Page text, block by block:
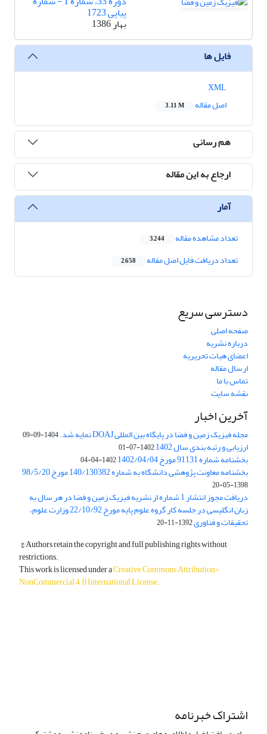
پیاپی 1723
بهار 1386
فایل ها
اصل مقاله
3.11 M
هم رسانی
ارجاع به این مقاله
آمار
تعداد مشاهده مقاله 3,244
تعداد دریافت فایل اصل مقاله 2,658
دسترسی سریع
صفحه اصلی
درباره نشریه
اعضای هیات تحریریه
ارسال مقاله
تماس با ما
نقشه سایت
آخرین اخبار
مجله فیزیک زمین و فضا در پایگاه بین المللی DOAJ نمایه شد. 1404-09-09
ارزیابی و رتبه بندی سال 1402 1402-07-01
بخشنامه شماره 91131 مورخ 1402/04/04 1402-04-04
بخشنامه معاونت پژوهشی دانشگاه به شماره 140/130382 مورخ 98/5/20
1398-05-20
دریافت مجوز انتشار 1 شماره از نشریه فیزیک زمین و فضا در هر سال به
زبان انگلیسی در جلسه کار گروه علوم پایه مورخ 22/10/92 وزارت علوم،
تحقیقات و فناوری1392-11-20
© Authors retain the copyright and full publishing rights without
restrictions.
This work is licensed under aCreative Commons Attribution-
NonCommercial 4.0 International License.
اشتراک خبرنامه